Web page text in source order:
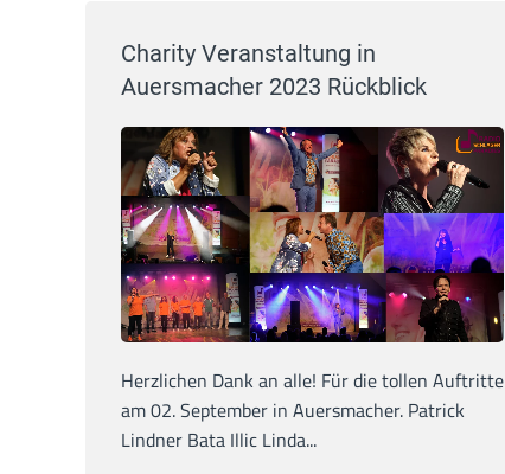
Charity Veranstaltung in
Auersmacher 2023 Rückblick
Herzlichen Dank an alle! Für die tollen Auftritte
am 02. September in Auersmacher. Patrick
Lindner Bata Illic Linda...